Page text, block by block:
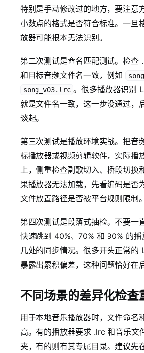
特别是手动修改过的地方，要注意
小数点的格式是否符合标准。一旦
放器可能根本无法识别。
第二次测试是命名匹配测试。检查
和目标音频文件名一致，例如
song_v03.lrc 。很多播放器识别
就是文件名一致，这一步没通过，
谈起。
第三次测试是播放环境实战。把音
标播放器或视频剪辑软件，实际播
上，侧重检查副歌切入、桥段切换
果播放器无法加载，先看编码是否
文件放置路径是否被平台规则限制。
第四次测试是段落式抽检。不要一
快速跳到 40%、70% 和 90% 的播
几处的同步情况。很多开头正常的
暴露出累积偏差，这种问题恰好在后
不同场景的差异化检查
用于本地音乐播放器时，文件命名
高。有的播放器要求 .lrc 和音乐文
夹，有的则有其专属目录。建议先